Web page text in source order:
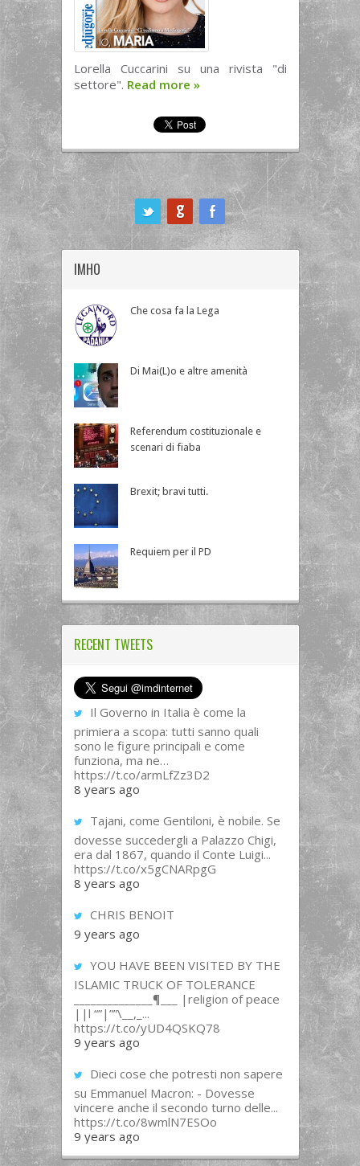
Lorella Cuccarini su una rivista "di
settore". Read more »
IMHO
Che cosa fa la Lega
Di Mai(L)o e altre amenità
Referendum costituzionale e
scenari di fiaba
Brexit; bravi tutti.
Requiem per il PD
RECENT TWEETS
Il Governo in Italia è come la
primiera a scopa: tutti sanno quali
sono le figure principali e come
funziona, ma ne…
https://t.co/armLfZz3D2
8 years ago
Tajani, come Gentiloni, è nobile. Se
dovesse succedergli a Palazzo Chigi,
era dal 1867, quando il Conte Luigi...
https://t.co/x5gCNARpgG
8 years ago
CHRIS BENOIT
9 years ago
YOU HAVE BEEN VISITED BY THE
ISLAMIC TRUCK OF TOLERANCE
______________¶___ |religion of peace
||l “”|””\__,_...
https://t.co/yUD4QSKQ78
9 years ago
Dieci cose che potresti non sapere
su Emmanuel Macron: - Dovesse
vincere anche il secondo turno delle...
https://t.co/8wmlN7ESOo
9 years ago